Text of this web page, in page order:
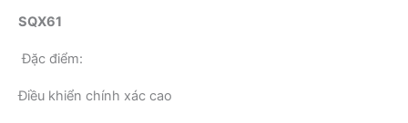
SQX61
Đặc điểm:
Điều khiển chính xác cao